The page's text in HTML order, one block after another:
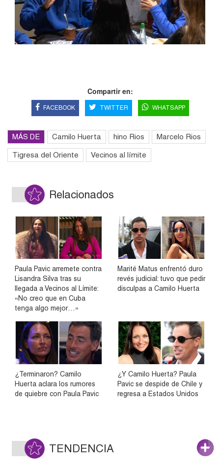
Compartir en:
FACEBOOK TWITTER WHATSAPP
MÁS DE Camilo Huerta hino Rios Marcelo Rios
Tigresa del Oriente Vecinos al límite
Relacionados
Paula Pavic arremete contra
Lisandra Silva tras su
llegada a Vecinos al Límite:
«No creo que en Cuba
tenga algo mejor…»
Marité Matus enfrentó duro
revés judicial: tuvo que pedir
disculpas a Camilo Huerta
¿Terminaron? Camilo
Huerta aclara los rumores
de quiebre con Paula Pavic
¿Y Camilo Huerta? Paula
Pavic se despide de Chile y
regresa a Estados Unidos
TENDENCIA